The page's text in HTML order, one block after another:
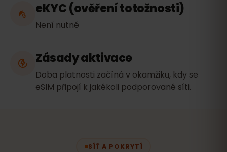
eKYC (ověření totožnosti)
Není nutné
Zásady aktivace
Doba platnosti začíná v okamžiku, kdy se
eSIM připojí k jakékoli podporované síti.
SÍŤ A POKRYTÍ